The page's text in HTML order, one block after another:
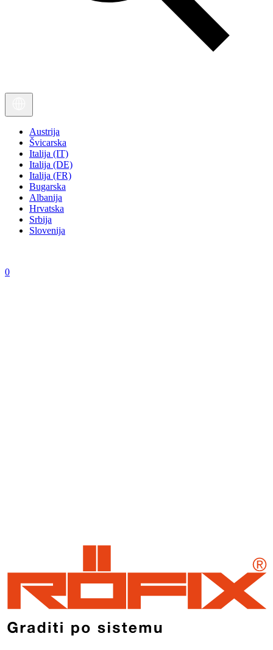
Austrija
Švicarska
Italija (IT)
Italija (DE)
Italija (FR)
Bugarska
Albanija
Hrvatska
Srbija
Slovenija
0